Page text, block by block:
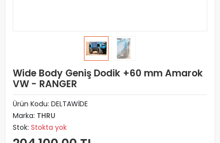
Wide Body Geniş Dodik +60 mm Amarok
VW - RANGER
Ürün Kodu: DELTAWİDE
Marka: THRU
Stok: Stokta yok